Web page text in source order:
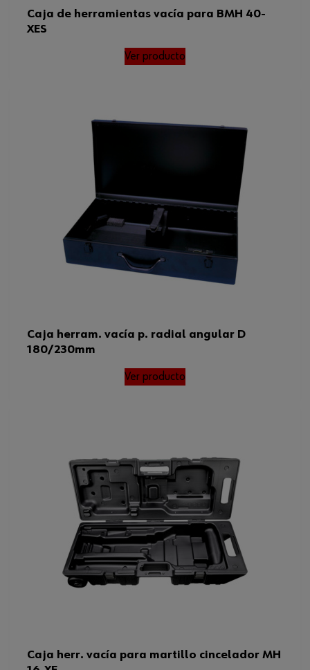
Caja de herramientas vacía para BMH 40-
XES
Ver producto
Caja herram. vacía p. radial angular D
180/230mm
Ver producto
Caja herr. vacía para martillo cincelador MH